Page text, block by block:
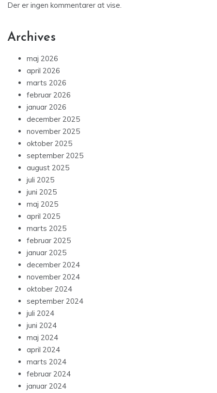
Der er ingen kommentarer at vise.
Archives
maj 2026
april 2026
marts 2026
februar 2026
januar 2026
december 2025
november 2025
oktober 2025
september 2025
august 2025
juli 2025
juni 2025
maj 2025
april 2025
marts 2025
februar 2025
januar 2025
december 2024
november 2024
oktober 2024
september 2024
juli 2024
juni 2024
maj 2024
april 2024
marts 2024
februar 2024
januar 2024